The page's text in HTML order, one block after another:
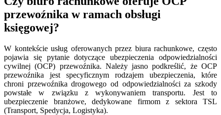
przewoźnika w ramach obsługi
księgowej?
W kontekście usług oferowanych przez biura rachunkowe, często
pojawia się pytanie dotyczące ubezpieczenia odpowiedzialności
cywilnej (OCP) przewoźnika. Należy jasno podkreślić, że OCP
przewoźnika jest specyficznym rodzajem ubezpieczenia, które
chroni przewoźnika drogowego od odpowiedzialności za szkody
powstałe w związku z wykonywaniem transportu. Jest to
ubezpieczenie branżowe, dedykowane firmom z sektora TSL
(Transport, Spedycja, Logistyka).